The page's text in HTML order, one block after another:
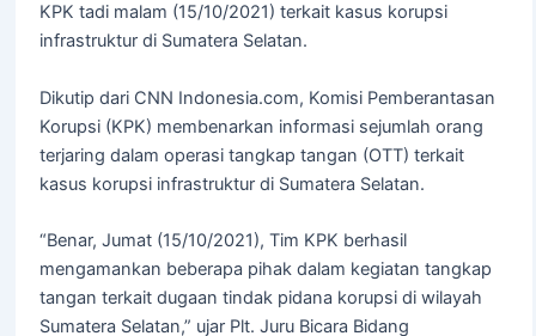
KPK tadi malam (15/10/2021) terkait kasus korupsi
infrastruktur di Sumatera Selatan.
Dikutip dari CNN Indonesia.com, Komisi Pemberantasan
Korupsi (KPK) membenarkan informasi sejumlah orang
terjaring dalam operasi tangkap tangan (OTT) terkait
kasus korupsi infrastruktur di Sumatera Selatan.
“Benar, Jumat (15/10/2021), Tim KPK berhasil
mengamankan beberapa pihak dalam kegiatan tangkap
tangan terkait dugaan tindak pidana korupsi di wilayah
Sumatera Selatan,” ujar Plt. Juru Bicara Bidang